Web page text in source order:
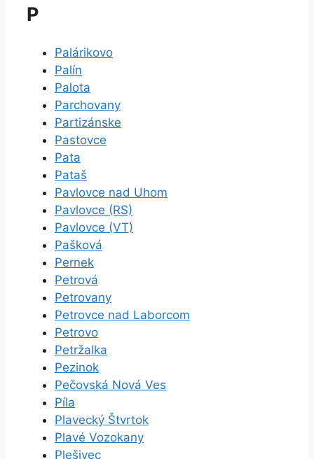
P
Palárikovo
Palín
Palota
Parchovany
Partizánske
Pastovce
Pata
Pataš
Pavlovce nad Uhom
Pavlovce (RS)
Pavlovce (VT)
Pašková
Pernek
Petrová
Petrovany
Petrovce nad Laborcom
Petrovo
Petržalka
Pezinok
Pečovská Nová Ves
Píla
Plavecký Štvrtok
Plavé Vozokany
Plešivec